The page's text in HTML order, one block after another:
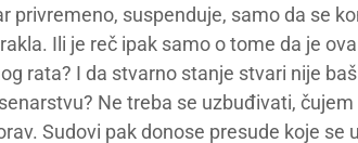
privremeno, suspenduje, samo da se
Ili je reč ipak samo o tome da je
rata? I da stvarno stanje stvari nije
Ne treba se uzbuđivati,
Sudovi pak donose presude koje se